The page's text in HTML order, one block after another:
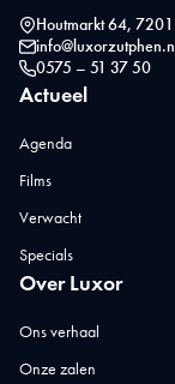
Houtmarkt 64,
info@luxorzutphen.nl
0575 – 51 37 50
Actueel
Agenda
Films
Verwacht
Specials
Over Luxor
Ons verhaal
Onze zalen